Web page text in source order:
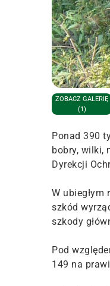
ZOBACZ GALERIĘ
(1)
Ponad 390
bobry, wilki,
Dyrekcji
W
szkód
szkody
Pod
149 na